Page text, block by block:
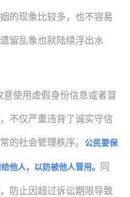
的现象比较多，也不容易
留乱象也就陆续浮出水
使用虚假身份信息或者冒
不仅严重违背了诚实守信
的社会管理秩序。公民要保
他人，以防被他人冒用。 同
防止因超过诉讼期限导致